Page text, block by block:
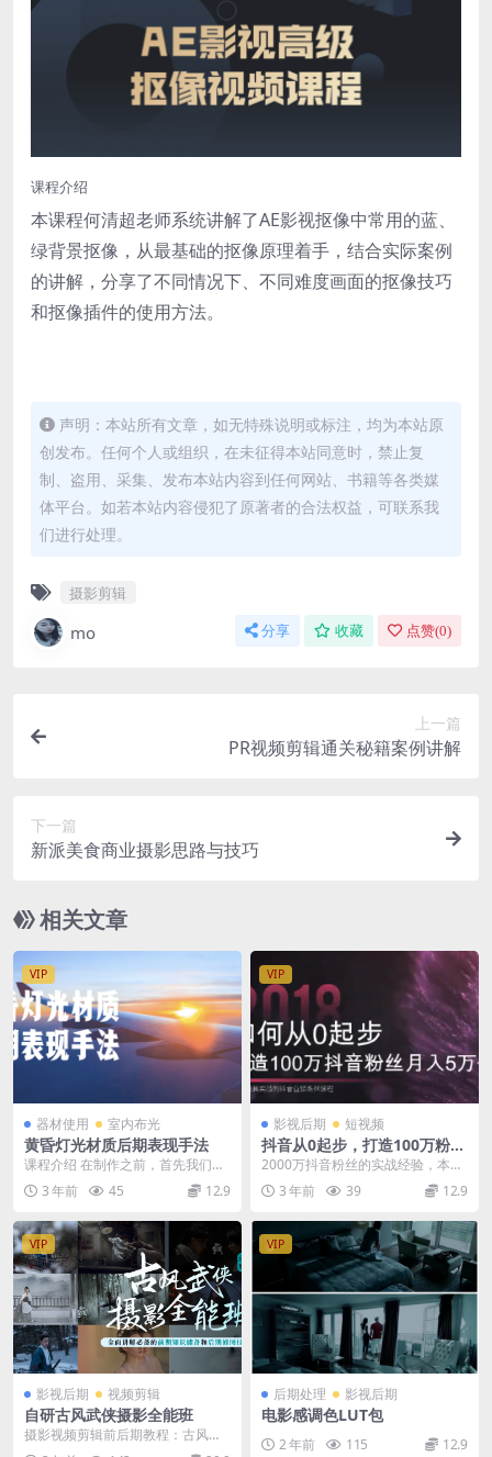
课程介绍
本课程何清超老师系统讲解了AE影视抠像中常用的蓝、
绿背景抠像，从最基础的抠像原理着手，结合实际案例
的讲解，分享了不同情况下、不同难度画面的抠像技巧
和抠像插件的使用方法。
声明：本站所有文章，如无特殊说明或标注，均为本站原
创发布。任何个人或组织，在未征得本站同意时，禁止复
制、盗用、采集、发布本站内容到任何网站、书籍等各类媒
体平台。如若本站内容侵犯了原著者的合法权益，可联系我
们进行处理。
摄影剪辑
mo 分享 收藏 点赞(0)
上一篇
PR视频剪辑通关秘籍案例讲解
下一篇
新派美食商业摄影思路与技巧
相关文章
VIP
器材使用 室内布光
黄昏灯光材质后期表现手法
课程介绍 在制作之前，首先我们可
以想象一下黄昏光照主要有哪些特
点。第一光照偏向于...
3 年前 45 12.9
VIP
影视后期 短视频
抖音从0起步，打造100万粉丝
抖音月入5万
2000万抖音粉丝的实战经验，本次
课程，秒杀全网抖音课。 通过本次
课程将帮助你从...
3 年前 39 12.9
VIP
影视后期 视频剪辑
自研古风武侠摄影全能班
摄影视频剪辑前后期教程：古风武
侠摄影全能班 古风人像最重要的应
VIP
后期处理 影视后期
电影感调色LUT包
2 年前 115 12.9